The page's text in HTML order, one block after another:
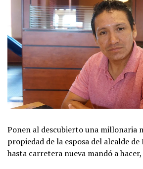
Ponen al descubierto una millonaria
propiedad de la esposa del alcalde de
hasta carretera nueva mandó a